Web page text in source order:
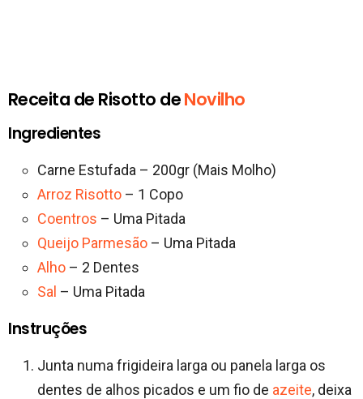
Receita de Risotto deNovilho
Ingredientes
Carne Estufada – 200gr (Mais Molho)
Arroz Risotto – 1 Copo
Coentros – Uma Pitada
Queijo Parmesão – Uma Pitada
Alho – 2 Dentes
Sal – Uma Pitada
Instruções
Junta numa frigideira larga ou panela larga os
dentes de alhos picados e um fio de azeite, deixa